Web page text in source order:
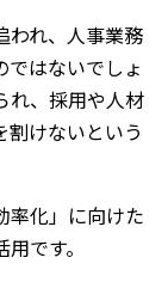
われ、人事業務
はないでしょ
れ、採用や人材
けないという
率化」に向けた
です。